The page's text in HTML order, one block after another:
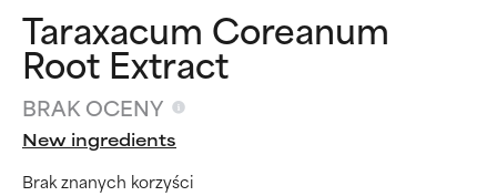
Taraxacum Coreanum
Root Extract
BRAK OCENY
New ingredients
Brak znanych korzyści